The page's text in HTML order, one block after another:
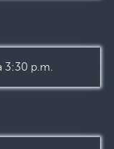
3:30 p.m.